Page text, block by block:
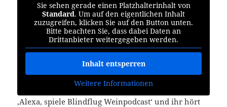
Sie sehen gerade einen Platzhalterinhalt von
Standard. Um auf den eigentlichen Inhalt
zuzugreifen, klicken Sie auf den Button unten.
Bitte beachten Sie, dass dabei Daten an
Drittanbieter weitergegeben werden.
Inhalt entsperren
Weitere Informationen
‚Alexa, spiele Blindflug Weinpodcast‘ und ihr hört